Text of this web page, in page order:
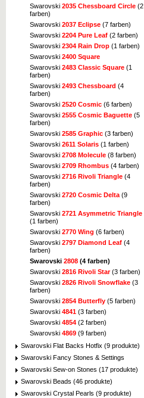
Swarovski 2035 Chessboard Circle (2
farben)
Swarovski 2037 Eclipse (7 farben)
Swarovski 2204 Pure Leaf (2 farben)
Swarovski 2304 Rain Drop (1 farben)
Swarovski 2400 Square
Swarovski 2483 Classic Square (1
farben)
Swarovski 2493 Chessboard (4
farben)
Swarovski 2520 Cosmic (6 farben)
Swarovski 2555 Cosmic Baguette (5
farben)
Swarovski 2585 Graphic (3 farben)
Swarovski 2611 Solaris (1 farben)
Swarovski 2708 Molecule (8 farben)
Swarovski 2709 Rhombus (4 farben)
Swarovski 2716 Rivoli Triangle (4
farben)
Swarovski 2720 Cosmic Delta (9
farben)
Swarovski 2721 Asymmetric Triangle
(1 farben)
Swarovski 2770 Wing (6 farben)
Swarovski 2797 Diamond Leaf (4
farben)
Swarovski 2808 (4 farben)
Swarovski 2816 Rivoli Star(3 farben)
Swarovski 2826 Rivoli Snowflake (3
farben)
Swarovski 2854 Butterfly (5 farben)
Swarovski 4841 (3 farben)
Swarovski 4854 (2 farben)
Swarovski 4869 (9 farben)
Swarovski Flat Backs Hotfix (9 produkte)
Swarovski Fancy Stones & Settings
Swarovski Sew-on Stones (17 produkte)
Swarovski Beads (46 produkte)
Swarovski Crystal Pearls (9 produkte)